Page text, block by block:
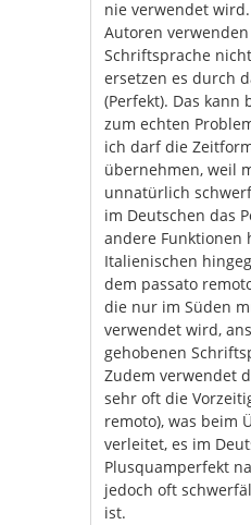
nie verwendet
Autoren
Schriftsprache
ersetzen es durch
(Perfekt). Das kann
zum echten
ich darf die
übernehmen, weil
unnatürlich
im Deutschen das
andere Funktionen
Italienischen
dem passato
die nur im Süden
verwendet wird,
gehobenen
Zudem verwendet
sehr oft die
remoto), was beim
verleitet, es im
Plusquamperfekt
jedoch oft
ist.